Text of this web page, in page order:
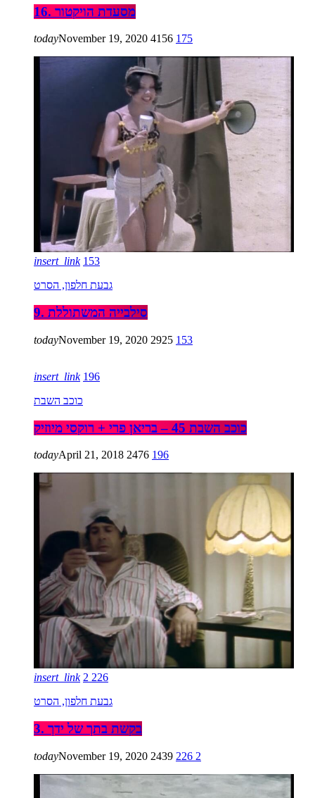
16. מסעדת הויקטור
todayNovember 19, 2020 4156 175
insert_link 153
גבעת חלפון, הסרט
9. סילבייה המשתוללת
todayNovember 19, 2020 2925 153
insert_link 196
כוכב השבת
כוכב השבת 45 – בריאן פרי + רוקסי מיוזיק
todayApril 21, 2018 2476 196
insert_link 2 226
גבעת חלפון, הסרט
3. בקשת בתך של ידך
todayNovember 19, 2020 2439 226 2